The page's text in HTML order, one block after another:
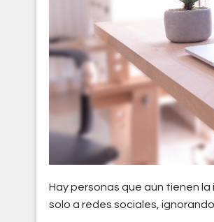
Hay personas que aún tienen
solo a redes sociales,